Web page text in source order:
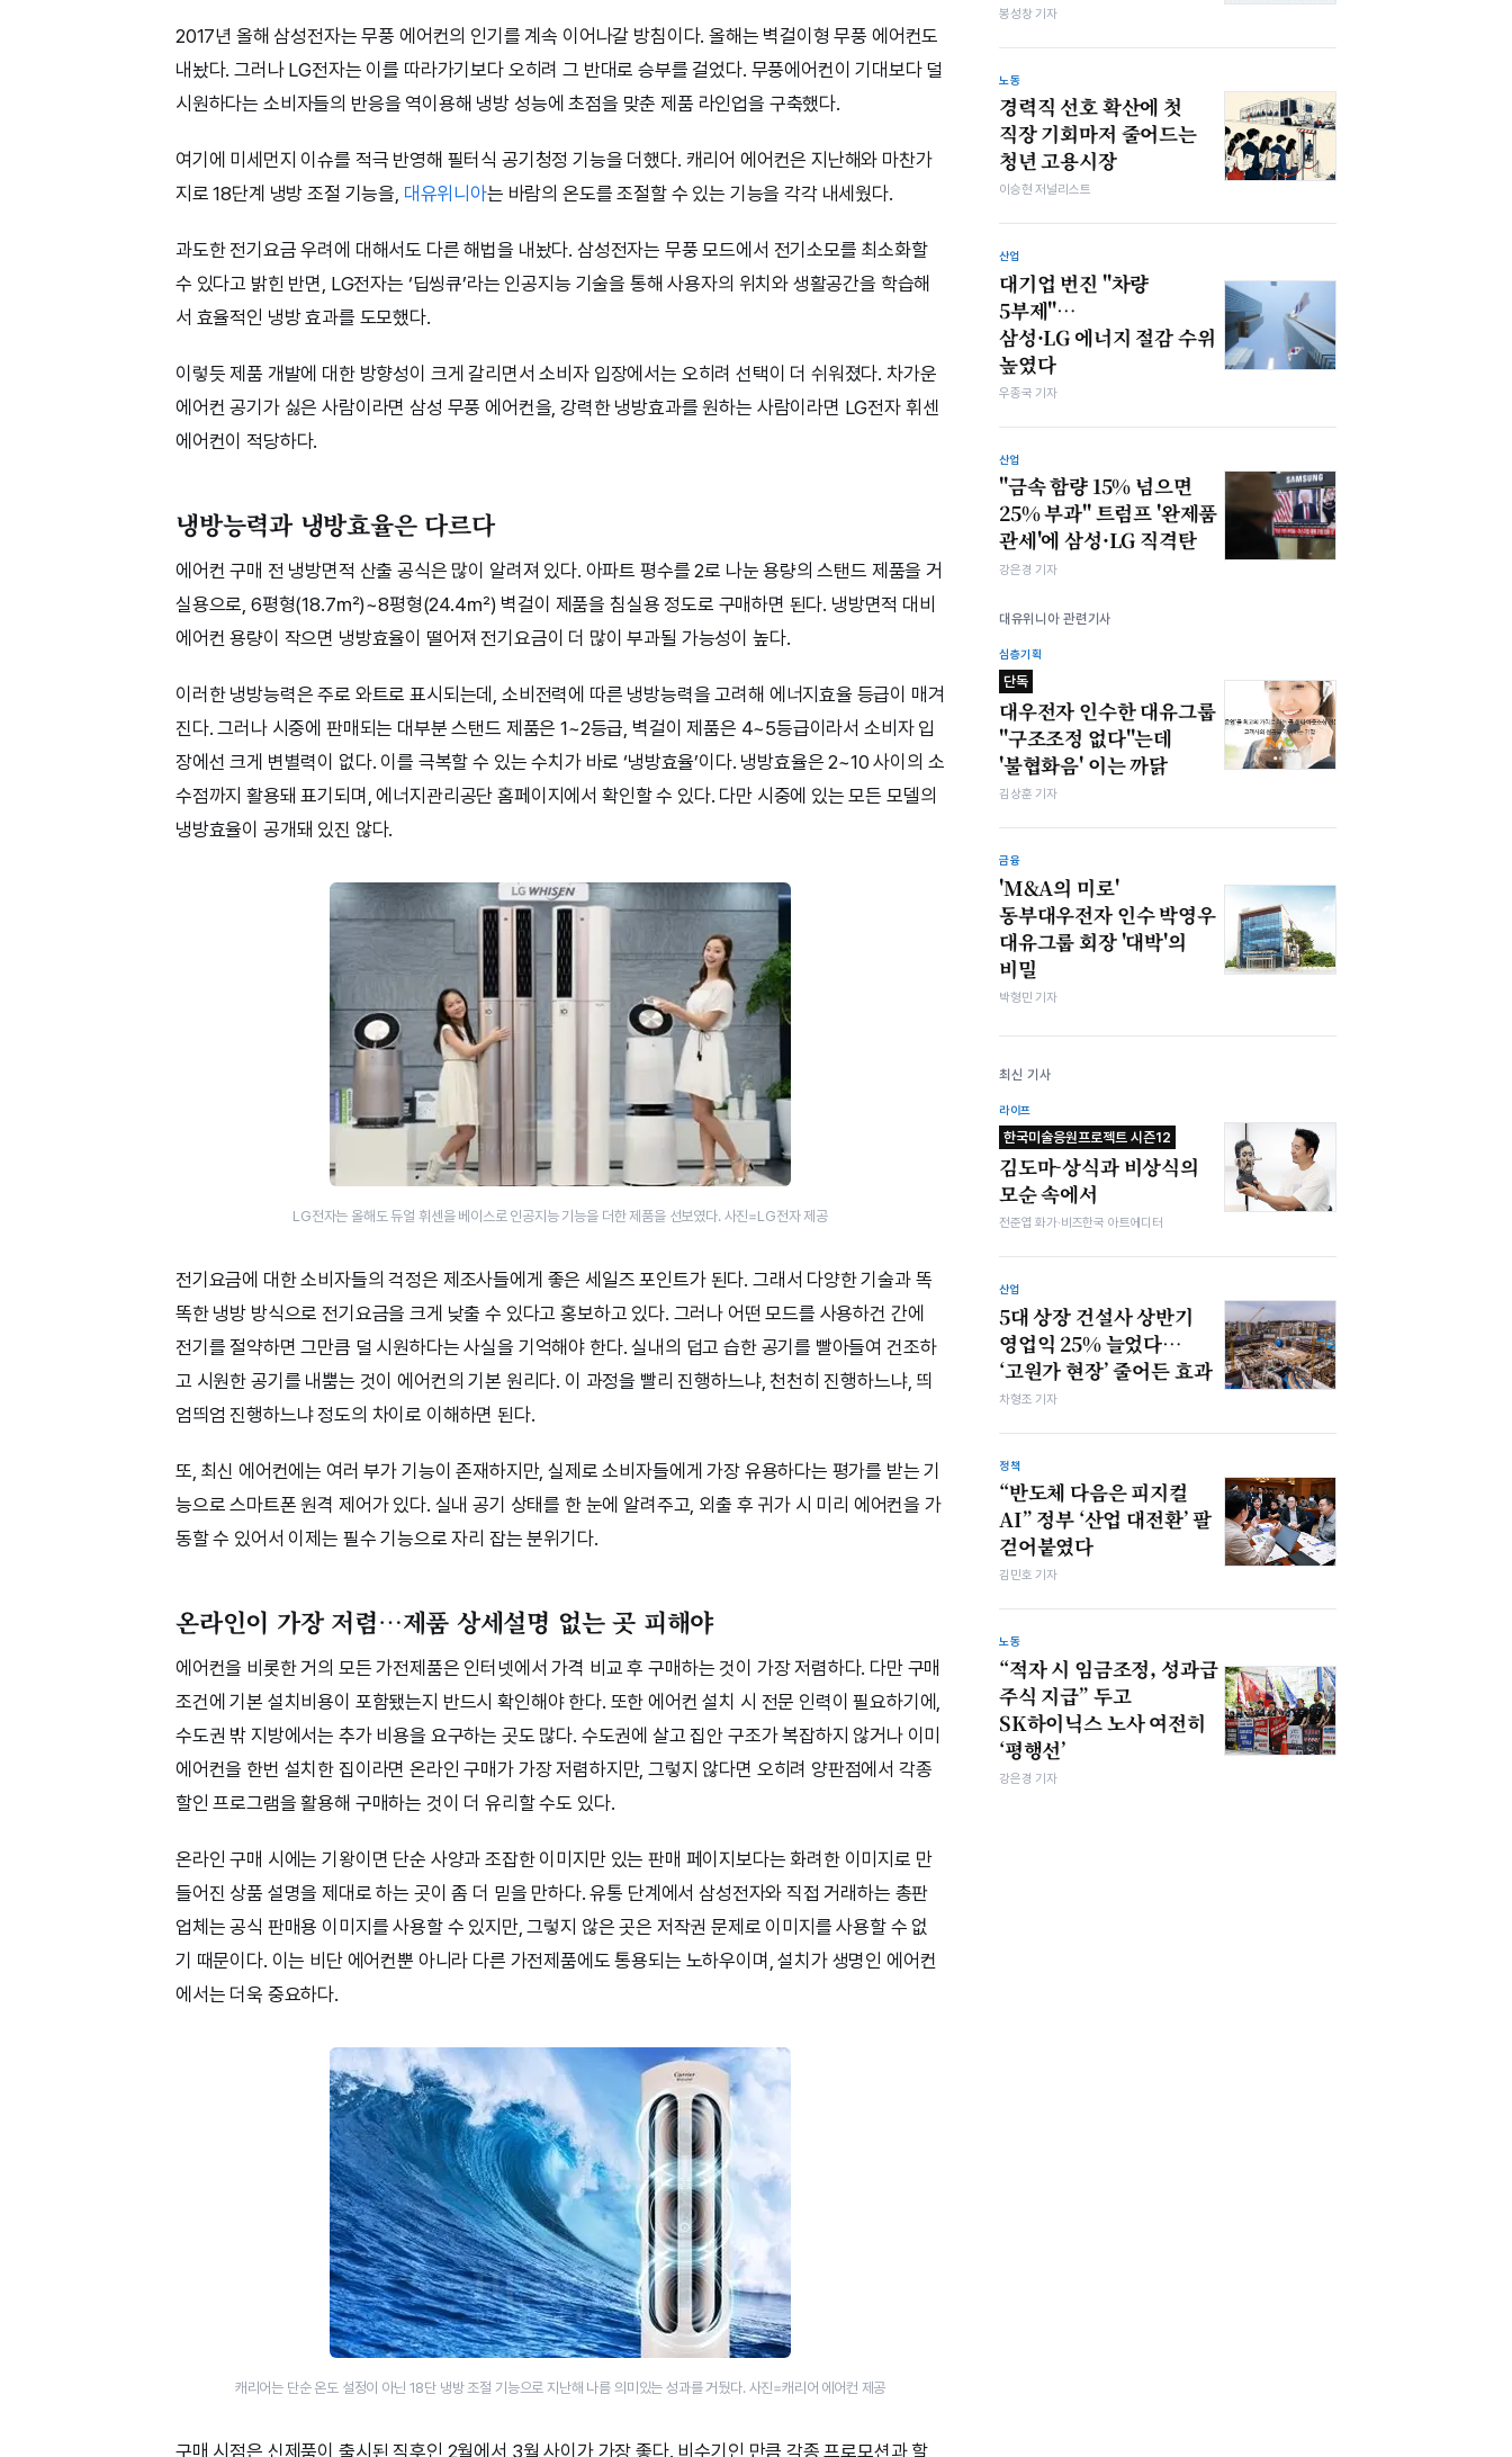
2017년 올해 삼성전자는 무풍 에어컨의 인기를 계속 이어나갈 방침이다. 올해는 벽걸이형 무풍 에어컨도
내놨다. 그러나 LG전자는 이를 따라가기보다 오히려 그 반대로 승부를 걸었다. 무풍에어컨이 기대보다 덜
시원하다는 소비자들의 반응을 역이용해 냉방 성능에 초점을 맞춘 제품 라인업을 구축했다.
여기에 미세먼지 이슈를 적극 반영해 필터식 공기청정 기능을 더했다. 캐리어 에어컨은 지난해와 마찬가
지로 18단계 냉방 조절 기능을, 대유위니아는 바람의 온도를 조절할 수 있는 기능을 각각 내세웠다.
과도한 전기요금 우려에 대해서도 다른 해법을 내놨다. 삼성전자는 무풍 모드에서 전기소모를 최소화할
수 있다고 밝힌 반면, LG전자는 ‘딥씽큐’라는 인공지능 기술을 통해 사용자의 위치와 생활공간을 학습해
서 효율적인 냉방 효과를 도모했다.
이렇듯 제품 개발에 대한 방향성이 크게 갈리면서 소비자 입장에서는 오히려 선택이 더 쉬워졌다. 차가운
에어컨 공기가 싫은 사람이라면 삼성 무풍 에어컨을, 강력한 냉방효과를 원하는 사람이라면 LG전자 휘센
에어컨이 적당하다.
냉방능력과 냉방효율은 다르다
에어컨 구매 전 냉방면적 산출 공식은 많이 알려져 있다. 아파트 평수를 2로 나눈 용량의 스탠드 제품을 거
실용으로, 6평형(18.7㎡)~8평형(24.4㎡) 벽걸이 제품을 침실용 정도로 구매하면 된다. 냉방면적 대비
에어컨 용량이 작으면 냉방효율이 떨어져 전기요금이 더 많이 부과될 가능성이 높다.
이러한 냉방능력은 주로 와트로 표시되는데, 소비전력에 따른 냉방능력을 고려해 에너지효율 등급이 매겨
진다. 그러나 시중에 판매되는 대부분 스탠드 제품은 1~2등급, 벽걸이 제품은 4~5등급이라서 소비자 입
장에선 크게 변별력이 없다. 이를 극복할 수 있는 수치가 바로 ‘냉방효율’이다. 냉방효율은 2~10 사이의 소
수점까지 활용돼 표기되며, 에너지관리공단 홈페이지에서 확인할 수 있다. 다만 시중에 있는 모든 모델의
냉방효율이 공개돼 있진 않다.
LG전자는 올해도 듀얼 휘센을 베이스로 인공지능 기능을 더한 제품을 선보였다. 사진=LG전자 제공
전기요금에 대한 소비자들의 걱정은 제조사들에게 좋은 세일즈 포인트가 된다. 그래서 다양한 기술과 똑
똑한 냉방 방식으로 전기요금을 크게 낮출 수 있다고 홍보하고 있다. 그러나 어떤 모드를 사용하건 간에
전기를 절약하면 그만큼 덜 시원하다는 사실을 기억해야 한다. 실내의 덥고 습한 공기를 빨아들여 건조하
고 시원한 공기를 내뿜는 것이 에어컨의 기본 원리다. 이 과정을 빨리 진행하느냐, 천천히 진행하느냐, 띄
엄띄엄 진행하느냐 정도의 차이로 이해하면 된다.
또, 최신 에어컨에는 여러 부가 기능이 존재하지만, 실제로 소비자들에게 가장 유용하다는 평가를 받는 기
능으로 스마트폰 원격 제어가 있다. 실내 공기 상태를 한 눈에 알려주고, 외출 후 귀가 시 미리 에어컨을 가
동할 수 있어서 이제는 필수 기능으로 자리 잡는 분위기다.
온라인이 가장 저렴…제품 상세설명 없는 곳 피해야
에어컨을 비롯한 거의 모든 가전제품은 인터넷에서 가격 비교 후 구매하는 것이 가장 저렴하다. 다만 구매
조건에 기본 설치비용이 포함됐는지 반드시 확인해야 한다. 또한 에어컨 설치 시 전문 인력이 필요하기에,
수도권 밖 지방에서는 추가 비용을 요구하는 곳도 많다. 수도권에 살고 집안 구조가 복잡하지 않거나 이미
에어컨을 한번 설치한 집이라면 온라인 구매가 가장 저렴하지만, 그렇지 않다면 오히려 양판점에서 각종
할인 프로그램을 활용해 구매하는 것이 더 유리할 수도 있다.
온라인 구매 시에는 기왕이면 단순 사양과 조잡한 이미지만 있는 판매 페이지보다는 화려한 이미지로 만
들어진 상품 설명을 제대로 하는 곳이 좀 더 믿을 만하다. 유통 단계에서 삼성전자와 직접 거래하는 총판
업체는 공식 판매용 이미지를 사용할 수 있지만, 그렇지 않은 곳은 저작권 문제로 이미지를 사용할 수 없
기 때문이다. 이는 비단 에어컨뿐 아니라 다른 가전제품에도 통용되는 노하우이며, 설치가 생명인 에어컨
에서는 더욱 중요하다.
캐리어는 단순 온도 설정이 아닌 18단 냉방 조절 기능으로 지난해 나름 의미있는 성과를 거뒀다. 사진=캐리어 에어컨 제공
구매 시점은 신제품이 출시된 직후인 2월에서 3월 사이가 가장 좋다. 비수기인 만큼 각종 프로모션과 할
봉성창 기자
노동
경력직 선호 확산에 첫
직장 기회마저 줄어드는
청년 고용시장
이승현 저널리스트
산업
대기업 번진 "차량
5부제"…
삼성·LG 에너지 절감 수위
높였다
우종국 기자
산업
"금속 함량 15% 넘으면
25% 부과" 트럼프 '완제품
관세'에 삼성·LG 직격탄
강은경 기자
대유위니아 관련기사
심층기획
단독
대우전자 인수한 대유그룹
"구조조정 없다"는데
'불협화음' 이는 까닭
김상훈 기자
금융
'M&A의 미로'
동부대우전자 인수 박영우
대유그룹 회장 '대박'의
비밀
박형민 기자
최신 기사
라이프
한국미술응원프로젝트 시즌12
김도마-상식과 비상식의
모순 속에서
전준엽 화가·비즈한국 아트에디터
산업
5대 상장 건설사 상반기
영업익 25% 늘었다…
‘고원가 현장’ 줄어든 효과
차형조 기자
정책
“반도체 다음은 피지컬
AI” 정부 ‘산업 대전환’ 팔
걷어붙였다
김민호 기자
노동
“적자 시 임금조정, 성과급
주식 지급” 두고
SK하이닉스 노사 여전히
‘평행선’
강은경 기자